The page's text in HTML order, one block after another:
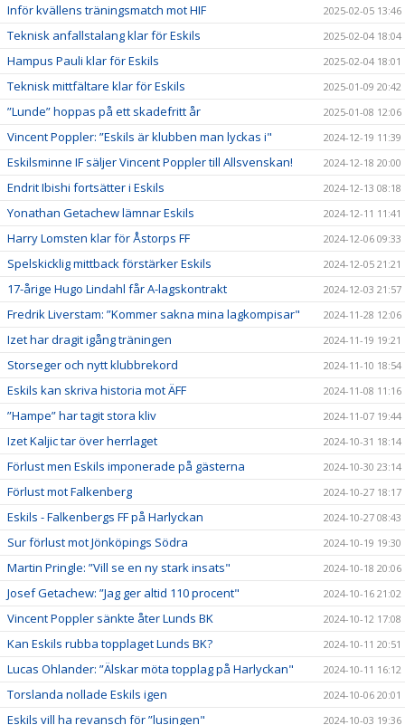
Inför kvällens träningsmatch mot HIF 2025-02-05 13:46
Teknisk anfallstalang klar för Eskils 2025-02-04 18:04
Hampus Pauli klar för Eskils 2025-02-04 18:01
Teknisk mittfältare klar för Eskils 2025-01-09 20:42
”Lunde” hoppas på ett skadefritt år 2025-01-08 12:06
Vincent Poppler: ”Eskils är klubben man lyckas i" 2024-12-19 11:39
Eskilsminne IF säljer Vincent Poppler till Allsvenskan! 2024-12-18 20:00
Endrit Ibishi fortsätter i Eskils 2024-12-13 08:18
Yonathan Getachew lämnar Eskils 2024-12-11 11:41
Harry Lomsten klar för Åstorps FF 2024-12-06 09:33
Spelskicklig mittback förstärker Eskils 2024-12-05 21:21
17-årige Hugo Lindahl får A-lagskontrakt 2024-12-03 21:57
Fredrik Liverstam: ”Kommer sakna mina lagkompisar" 2024-11-28 12:06
Izet har dragit igång träningen 2024-11-19 19:21
Storseger och nytt klubbrekord 2024-11-10 18:54
Eskils kan skriva historia mot ÄFF 2024-11-08 11:16
”Hampe” har tagit stora kliv 2024-11-07 19:44
Izet Kaljic tar över herrlaget 2024-10-31 18:14
Förlust men Eskils imponerade på gästerna 2024-10-30 23:14
Förlust mot Falkenberg 2024-10-27 18:17
Eskils - Falkenbergs FF på Harlyckan 2024-10-27 08:43
Sur förlust mot Jönköpings Södra 2024-10-19 19:30
Martin Pringle: ”Vill se en ny stark insats" 2024-10-18 20:06
Josef Getachew: ”Jag ger altid 110 procent" 2024-10-16 21:02
Vincent Poppler sänkte åter Lunds BK 2024-10-12 17:08
Kan Eskils rubba topplaget Lunds BK? 2024-10-11 20:51
Lucas Ohlander: ”Älskar möta topplag på Harlyckan" 2024-10-11 16:12
Torslanda nollade Eskils igen 2024-10-06 20:01
Eskils vill ha revansch för ”lusingen" 2024-10-03 19:36